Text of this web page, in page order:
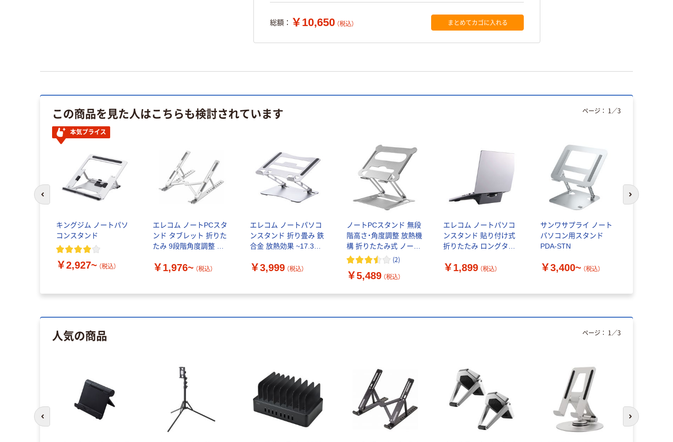
総額： ￥10,650 （税込） まとめてカゴに入れる
この商品を見た人はこちらも検討されています
本気プライス
キングジム ノートパソ
コンスタンド
￥2,927~ （税込）
エレコム ノートPCスタ
ンド タブレット 折りた
たみ 9段階角度調整 シ
￥1,976~ （税込）
エレコム ノートパソコ
ンスタンド 折り畳み 鉄
合金 放熱効果 ~17.3イ
個
￥3,999 （税込）
ノートPCスタンド 無段
階高さ・角度調整 放熱機
構 折りたたみ式 ノート
パソコンスタンド GH-
ハウス
(2)
￥5,489 （税込）
エレコム ノートパソコ
ンスタンド 貼り付け式
折りたたみ ロングタイ
PCAWLTSLL01GY 1個
￥1,899 （税込）
サンワサプライ ノート
パソコン用スタンド
PDA-STN
￥3,400~ （税込）
ページ： 1 ／3
前のスライドへ 次のスライド
人気の商品 ページ： 1 ／3
次のスライド